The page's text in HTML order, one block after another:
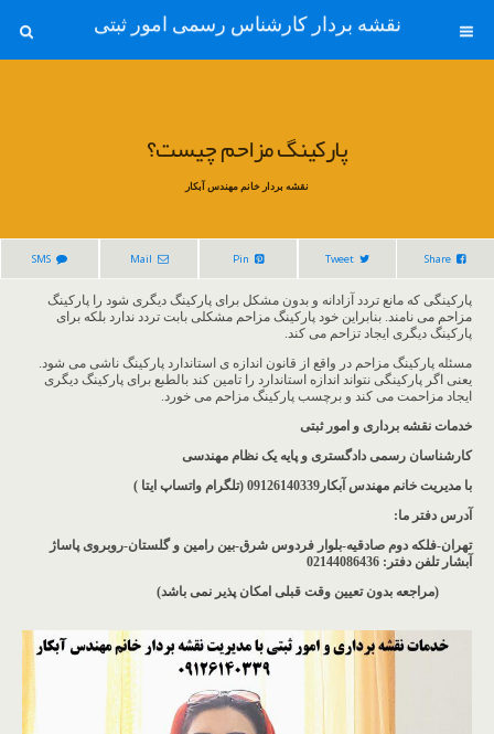
نقشه بردار کارشناس رسمی امور ثبتی
پارکینگ مزاحم چیست؟
نقشه بردار خانم مهندس آبکار
Share
Tweet
Pin
Mail
SMS
پارکینگی که مانع تردد آزادانه و بدون مشکل برای پارکینگ دیگری شود را پارکینگ
مزاحم می نامند. بنابراین خود پارکینگ مزاحم مشکلی بابت تردد ندارد بلکه برای
پارکینگ دیگری ایجاد تزاحم می کند.
مسئله پارکینگ مزاحم در واقع از قانون اندازه ی استاندارد پارکینگ ناشی می شود.
یعنی اگر پارکینگی نتواند اندازه استاندارد را تامین کند بالطبع برای پارکینگ دیگری
ایجاد مزاحمت می کند و برچسب پارکینگ مزاحم می خورد.
خدمات نقشه برداری و امور ثبتی
کارشناسان رسمی دادگستری و پایه یک نظام مهندسی
با مدیریت خانم مهندس آبکار09126140339 (تلگرام واتساپ ایتا )
آدرس دفتر ما:
تهران-فلکه دوم صادقیه-بلوار فردوس شرق-بین رامین و گلستان-روبروی پاساژ
آبشار تلفن دفتر: 02144086436
(مراجعه بدون تعیین وقت قبلی امکان پذیر نمی باشد)